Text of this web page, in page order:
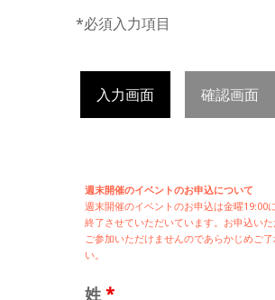
*必須入力項目
入力画面 確認画面
週末開催のイベントのお申込について
週末開催のイベントのお申込は金曜19:00
終了させていただいています。お申込い
ご参加いただけませんのであらかじめご了
い。
姓 *